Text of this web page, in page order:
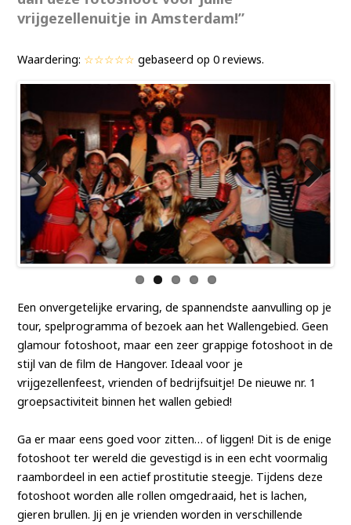
vrijgezellenuitje in Amsterdam!”
Waardering: ☆☆☆☆☆gebaseerd op0reviews.
Previ
ous
Next
Een onvergetelijke ervaring, de spannendste aanvulling op je
tour, spelprogramma of bezoek aan het Wallengebied. Geen
glamour fotoshoot, maar een zeer grappige fotoshoot in de
stijl van de film de Hangover. Ideaal voor je
vrijgezellenfeest, vrienden of bedrijfsuitje! De nieuwe nr. 1
groepsactiviteit binnen het wallen gebied!
Ga er maar eens goed voor zitten… of liggen! Dit is de enige
fotoshoot ter wereld die gevestigd is in een echt voormalig
raambordeel in een actief prostitutie steegje. Tijdens deze
fotoshoot worden alle rollen omgedraaid, het is lachen,
gieren brullen. Jij en je vrienden worden in verschillende